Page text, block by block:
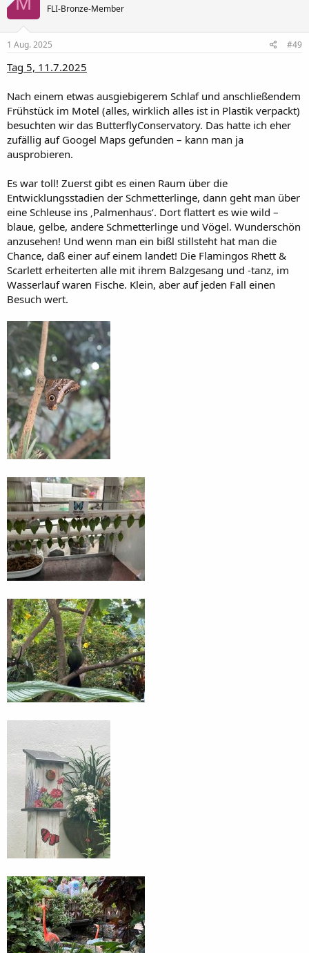
FLI-Bronze-Member
1 Aug. 2025 #49
Tag 5, 11.7.2025
Nach einem etwas ausgiebigerem Schlaf und anschließendem
Frühstück im Motel (alles, wirklich alles ist in Plastik verpackt)
besuchten wir das ButterflyConservatory. Das hatte ich eher
zufällig auf Googel Maps gefunden – kann man ja
ausprobieren.
Es war toll! Zuerst gibt es einen Raum über die
Entwicklungsstadien der Schmetterlinge, dann geht man über
eine Schleuse ins ‚Palmenhaus‘. Dort flattert es wie wild –
blaue, gelbe, andere Schmetterlinge und Vögel. Wunderschön
anzusehen! Und wenn man ein bißl stillsteht hat man die
Chance, daß einer auf einem landet! Die Flamingos Rhett &
Scarlett erheiterten alle mit ihrem Balzgesang und -tanz, im
Wasserlauf waren Fische. Klein, aber auf jeden Fall einen
Besuch wert.